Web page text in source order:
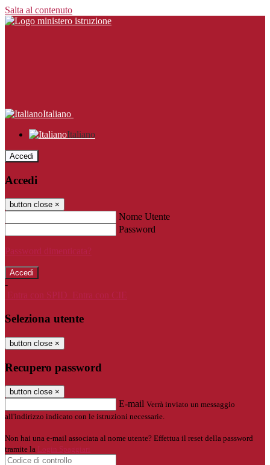
Salta al contenuto
Italiano
Italiano
Accedi
Accedi
button close ×
Nome Utente
Password
Password dimenticata?
-
Entra con SPID
Entra con CIE
Seleziona utente
button close ×
Recupero password
button close ×
E-mail Verrà inviato un messaggio
all'indirizzo indicato con le istruzioni necessarie.
Non hai una e-mail associata al nome utente? Effettua il reset della password
tramite la
Login Spaggiari